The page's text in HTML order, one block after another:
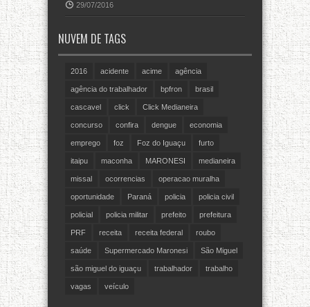
29/07/2016
NUVEM DE TAGS
2016 acidente acime agência
agência do trabalhador bpfron brasil
cascavel click Click Medianeira
concurso confira dengue economia
emprego foz Foz do Iguaçu furto
itaipu maconha MARONESI medianeira
missal ocorrencias operacao muralha
oportunidade Paraná policia policia civil
policial policia militar prefeito prefeitura
PRF receita receita federal roubo
saúde Supermercado Maronesi São Miguel
são miguel do iguaçu trabalhador trabalho
vagas veículo